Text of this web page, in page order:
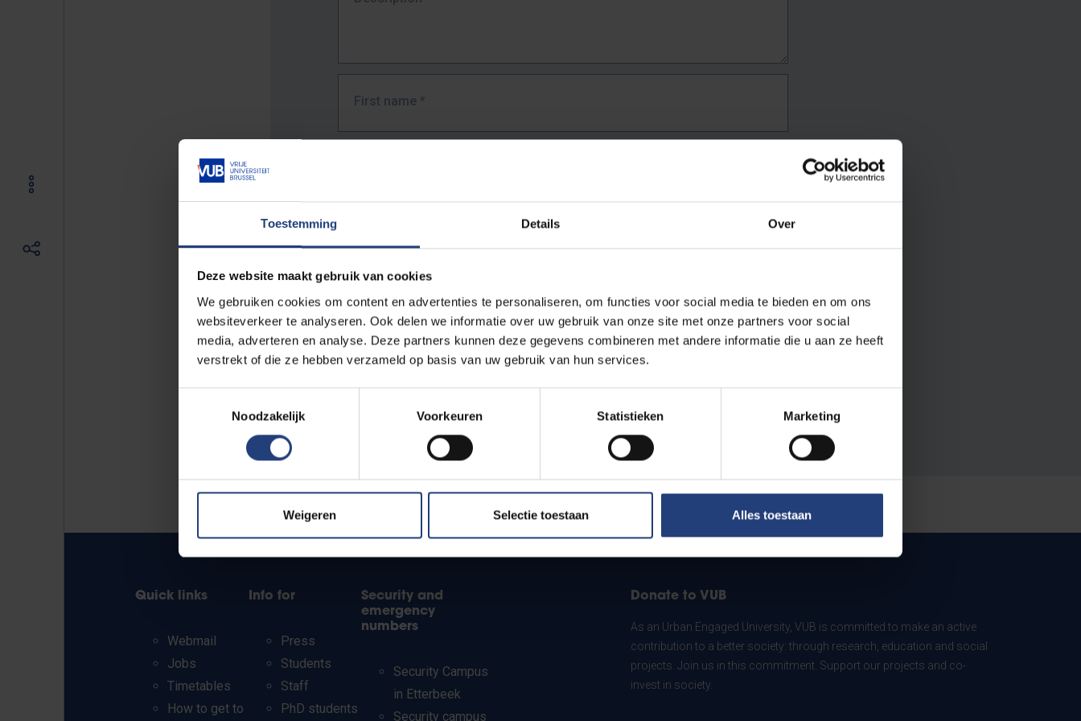
Toestemming Details Over
Deze website maakt gebruik van cookies
We gebruiken cookies om content en advertenties te personaliseren, om functies voor social media te bieden en om ons
websiteverkeer te analyseren. Ook delen we informatie over uw gebruik van onze site met onze partners voor social
media, adverteren en analyse. Deze partners kunnen deze gegevens combineren met andere informatie die u aan ze heeft
verstrekt of die ze hebben verzameld op basis van uw gebruik van hun services.
Noodzakelijk
Voorkeuren Statistieken Marketing
Weigeren Selectie toestaan Alles toestaan
First name *
The full URL of the page where you encountered the error.
E.g. https://www.vub.be/nl/studeren-aan-de-vub/alle-opleidingen
Quick links
Webmail
Jobs
Timetables
How to get to
Info for
Press
Students
Staff
PhD students
Security and
emergency
numbers
Security Campus
in Etterbeek
Security campus
Donate to VUB
As an Urban Engaged University, VUB is committed to make an active
contribution to a better society: through research, education and social
projects. Join us in this commitment. Support our projects and co-
invest in society.